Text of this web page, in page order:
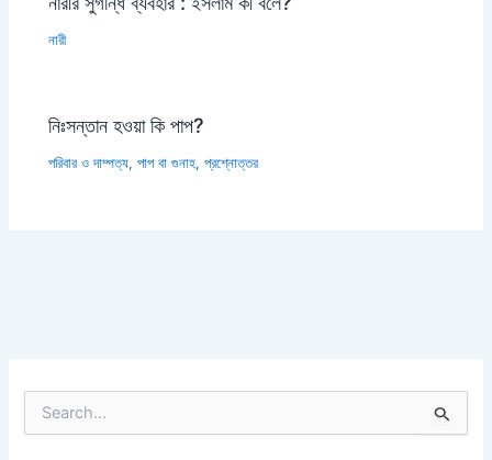
নারী
নিঃসন্তান হওয়া কি পাপ?
পরিবার ও দাম্পত্য,পাপ বা গুনাহ,প্রশ্নোত্তর
e